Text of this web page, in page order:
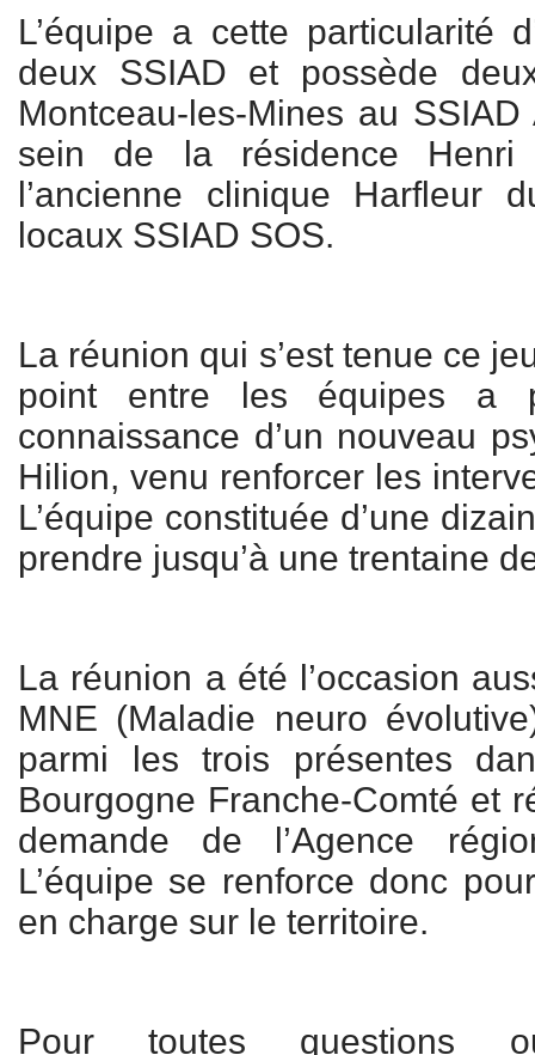
L’équipe a cette particularité
deux SSIAD et possède
Montceau-les-Mines au
sein de la résidence
l’ancienne clinique Harfleur
locaux SSIAD SOS.
La réunion qui s’est tenue ce
point entre les équipes a
connaissance d’un nouveau
Hilion, venu renforcer les
L’équipe constituée d’une
prendre jusqu’à une trentaine
La réunion a été l’occasion
MNE (Maladie neuro
parmi les trois présentes
Bourgogne Franche-Comté et
demande de l’Agence
L’équipe se renforce donc
en charge sur le territoire.
Pour toutes questions